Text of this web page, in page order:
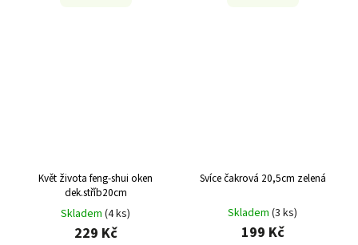
Květ života feng-shui oken
dek.stříb20cm
Skladem (4 ks)
229 Kč
Svíce čakrová 20,5cm zelená
Skladem (3 ks)
199 Kč